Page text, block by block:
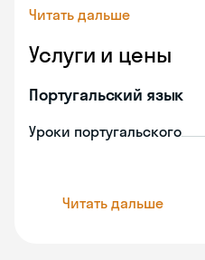
Читать дальше
Услуги и цены
Португальский язык
Уроки португальского
Читать дальше